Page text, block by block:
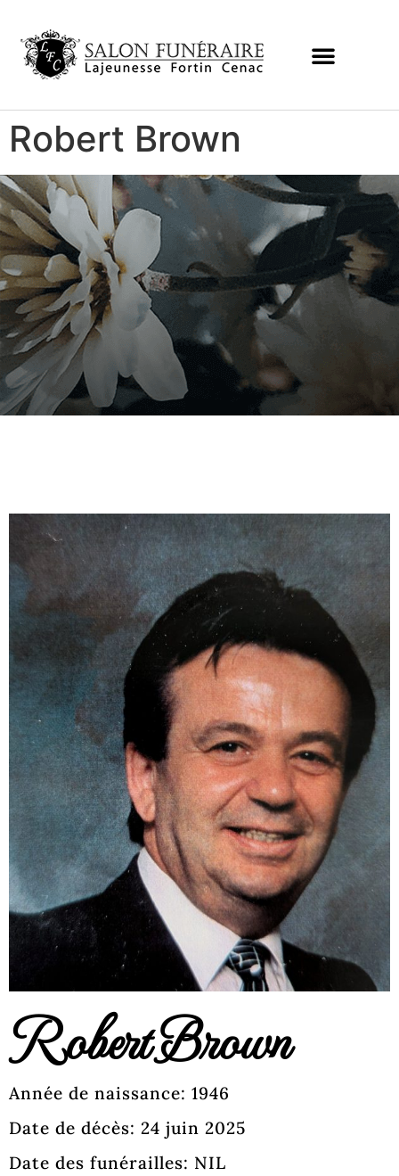
Robert Brown
Robert Brown
Année de naissance: 1946
Date de décès: 24 juin 2025
Date des funérailles: NIL